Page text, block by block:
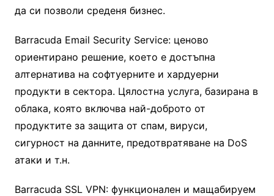
да си позволи среденя бизнес.
Barracuda Email Security Service: ценово
ориентирано решение, което е достъпна
алтернатива на софтуерните и хардуерни
продукти в сектора. Цялостна услуга, базирана в
облака, която включва най-доброто от
продуктите за защита от спам, вируси,
сигурност на данните, предотвратяване на DoS
атаки и т.н.
Barracuda SSL VPN: функционален и мащабируем